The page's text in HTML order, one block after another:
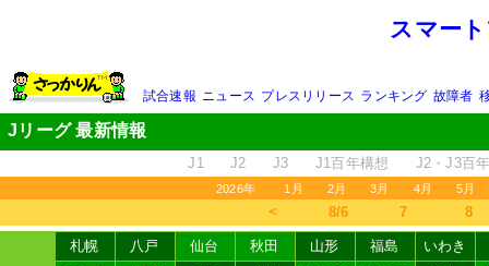
スマー
試合速報 ニュース プレスリリース ランキング 故障者
Jリーグ 最新情報
J1 J2 J3 J1百年構想 J2・J3百
2026年 1月 2月 3月 4月 5月
＜ 8/6 7 8
札幌 八戸 仙台 秋田 山形 福島
いわき